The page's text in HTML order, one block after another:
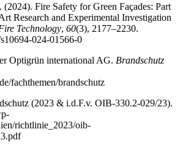
Fire Safety for Green Façades: Part
Research and Experimental Investigation
Technology, 60(3), 2177–2230.
024-01566-0
Optigrün international AG. Brandschutz
fachthemen/brandschutz
(2023 & i.d.F.v. OIB-330.2-029/23).
richtlinie_2023/oib-